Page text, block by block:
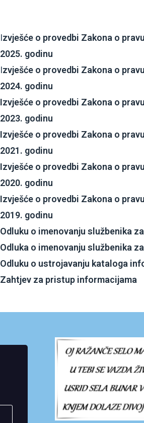
Izvješće o provedbi Zakona o
2025. godinu
Izvješće o provedbi Zakona o
2024. godinu
Izvješće o provedbi Zakona o
2023. godinu
Izvješće o provedbi Zakona o
2021. godinu
Izvješće o provedbi Zakona o
2020. godinu
Izvješće o provedbi Zakona o
2019. godinu
Odluku o imenovanju službenika
Odluka o imenovanju službenika
Odluku o ustrojavanju kataloga
Zahtjev za pristup informacijama